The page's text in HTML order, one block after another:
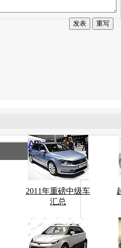
2011年重磅中级车
汇总